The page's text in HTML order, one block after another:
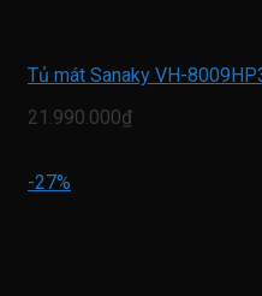
Tủ mát Sanaky VH-
21.990.000₫
-27%